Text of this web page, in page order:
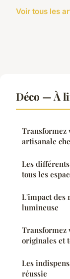
Voir tous les
Déco — À
Transformez
artisanale
Les
tous les
L'impact des
lumineuse
Transformez
originales et
Les
réussie